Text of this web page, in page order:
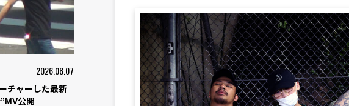
2026.08.07
チャーした最新
公開